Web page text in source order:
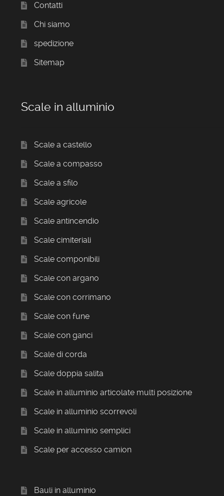
Contatti
Chi siamo
spedizione
Sitemap
Scale in alluminio
Scale a castello
Scale a compasso
Scale a sfilo
Scale agricole
Scale antincendio
Scale cimiteriali
Scale componibili
Scale con argano
Scale con corrimano
Scale con fune
Scale con ganci
Scale di corda
Scale doppia salita
Scale in alluminio articolate multi posizione
Scale in alluminio scorrevoli
Scale in alluminio semplici
Scale per accesso camion
Bauli in alluminio